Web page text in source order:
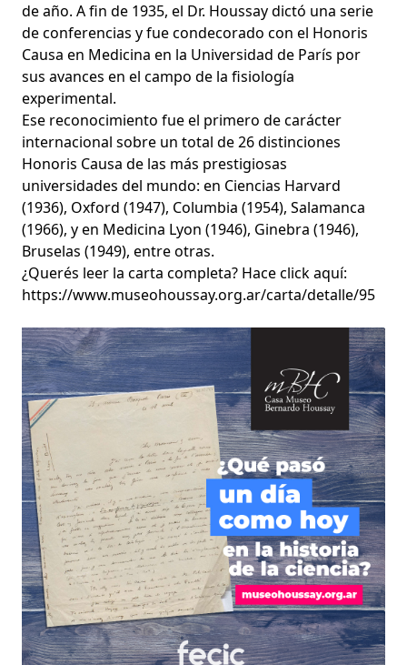
de año. A fin de 1935, el Dr. Houssay dictó una serie
de conferencias y fue condecorado con el Honoris
Causa en Medicina en la Universidad de París por
sus avances en el campo de la fisiología
experimental.
Ese reconocimiento fue el primero de carácter
internacional sobre un total de 26 distinciones
Honoris Causa de las más prestigiosas
universidades del mundo: en Ciencias Harvard
(1936), Oxford (1947), Columbia (1954), Salamanca
(1966), y en Medicina Lyon (1946), Ginebra (1946),
Bruselas (1949), entre otras.
¿Querés leer la carta completa? Hace click aquí:
https://www.museohoussay.org.ar/carta/detalle/95